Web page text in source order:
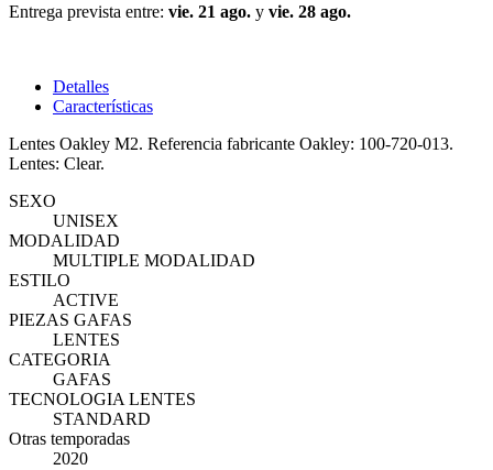
Entrega prevista entre: vie. 21 ago. y vie. 28 ago.
Detalles
Características
Lentes Oakley M2. Referencia fabricante Oakley: 100-720-013.
Lentes: Clear.
SEXO
UNISEX
MODALIDAD
MULTIPLE MODALIDAD
ESTILO
ACTIVE
PIEZAS GAFAS
LENTES
CATEGORIA
GAFAS
TECNOLOGIA LENTES
STANDARD
Otras temporadas
2020